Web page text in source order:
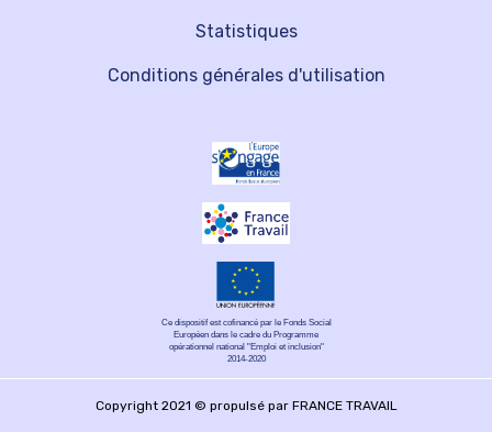
Statistiques
Conditions générales d'utilisation
Ce dispositif est cofinancé par le Fonds Social
Européen dans le cadre du Programme
opérationnel national "Emploi et inclusion"
2014-2020
Copyright 2021 © propulsé par FRANCE TRAVAIL